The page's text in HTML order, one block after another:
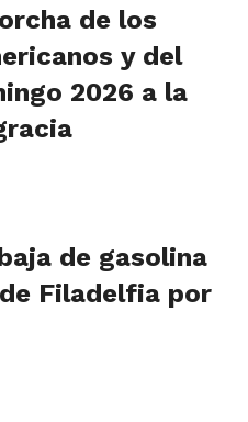
de los
y del
2026 a la
de gasolina
Filadelfia por